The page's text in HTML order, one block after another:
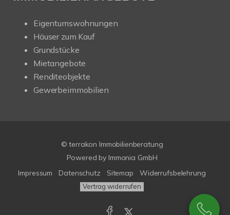
Eigentumswohnungen
Häuser zum Kauf
Grundstücke
Mietangebote
Renditeobjekte
Gewerbeimmobilien
© terrakon Immobilienberatung
Powered by Immonia GmbH
Impressum
Datenschutz Sitemap Widerrufsbelehrung
Vertrag widerrufen